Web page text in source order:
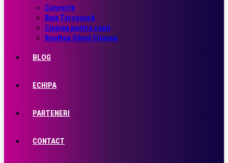
Concerte
Baia Turcească
Cinema pentru copii
Rooftop Silent Cinema
BLOG
ECHIPA
PARTENERI
CONTACT